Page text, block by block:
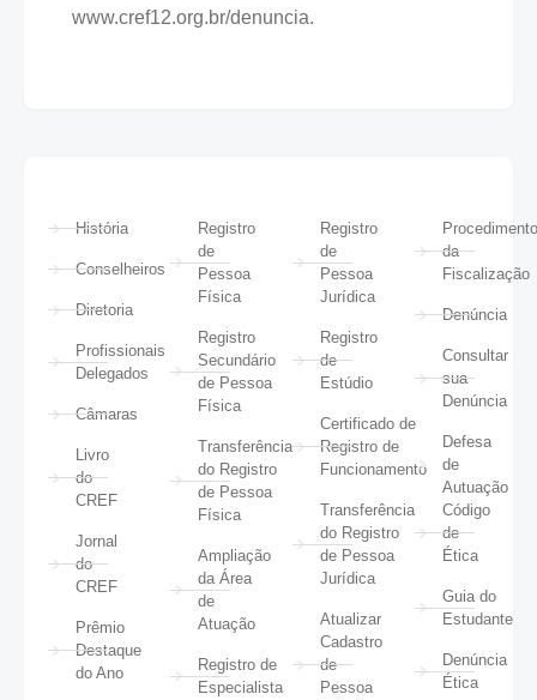
www.cref12.org.br/denuncia.
História
Conselheiros
Diretoria
Profissionais
Delegados
Câmaras
Livro
do
CREF
Jornal
do
CREF
Prêmio
Destaque
do Ano
Registro
de
Pessoa
Física
Registro
Secundário
de Pessoa
Física
Transferência
do Registro
de Pessoa
Física
Ampliação
da Área
de
Atuação
Registro de
Especialista
Registro
de
Pessoa
Jurídica
Registro
de
Estúdio
Certificado de
Registro de
Funcionamento
Transferência
do Registro
de Pessoa
Jurídica
Atualizar
Cadastro
de
Pessoa
da
Fiscalização
Denúncia
Consultar
sua
Denúncia
Defesa
de
Autuação
Código
de
Ética
Guia do
Estudante
Denúncia
Ética